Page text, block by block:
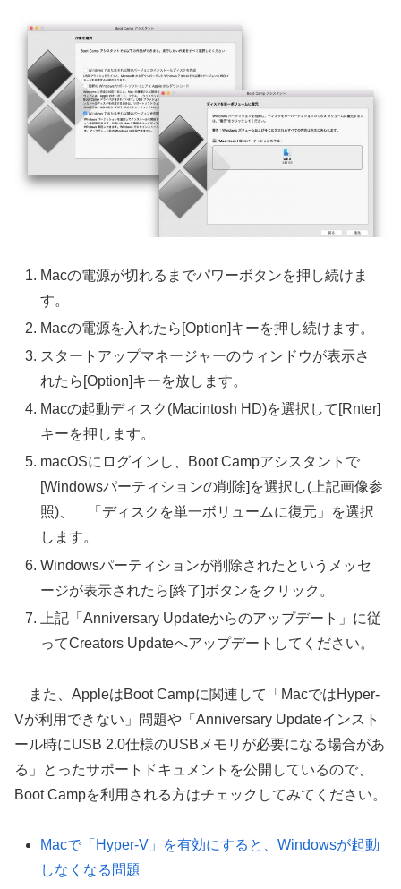
Macの電源が切れるまでパワーボタンを押し続けま
す。
Macの電源を入れたら[Option]キーを押し続けます。
スタートアップマネージャーのウィンドウが表示さ
れたら[Option]キーを放します。
Macの起動ディスク(Macintosh HD)を選択して[Rnter]
キーを押します。
macOSにログインし、Boot Campアシスタントで
[Windowsパーティションの削除]を選択し(上記画像参
照)、 「ディスクを単一ボリュームに復元」を選択
します。
Windowsパーティションが削除されたというメッセ
ージが表示されたら[終了]ボタンをクリック。
上記「Anniversary Updateからのアップデート」に従
ってCreators Updateへアップデートしてください。
また、AppleはBoot Campに関連して「MacではHyper-
Vが利用できない」問題や「Anniversary Updateインスト
ール時にUSB 2.0仕様のUSBメモリが必要になる場合があ
る」とったサポートドキュメントを公開しているので、
Boot Campを利用される方はチェックしてみてください。
Macで「Hyper-V」を有効にすると、Windowsが起動
しなくなる問題